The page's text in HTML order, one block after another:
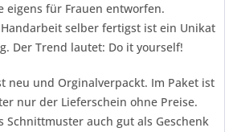
eigens für Frauen entworfen.
selber fertigst ist ein Unikat
Der Trend lautet: Do it yourself!
neu und Orginalverpackt. Im Paket ist
nur der Lieferschein ohne Preise.
Schnittmuster auch gut als Geschenk